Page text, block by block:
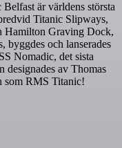
är världens största
Titanic Slipways,
Hamilton Graving Dock,
byggdes och lanserades
Nomadic, det sista
designades av Thomas
som RMS Titanic!